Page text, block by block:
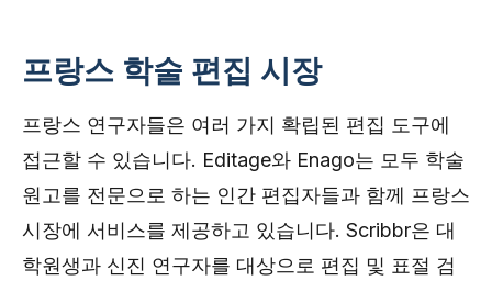
프랑스 학술 편집 시장
프랑스 연구자들은 여러 가지 확립된 편집 도구에
접근할 수 있습니다. Editage와 Enago는 모두 학술
원고를 전문으로 하는 인간 편집자들과 함께 프랑스
시장에 서비스를 제공하고 있습니다. Scribbr은 대
학원생과 신진 연구자를 대상으로 편집 및 표절 검